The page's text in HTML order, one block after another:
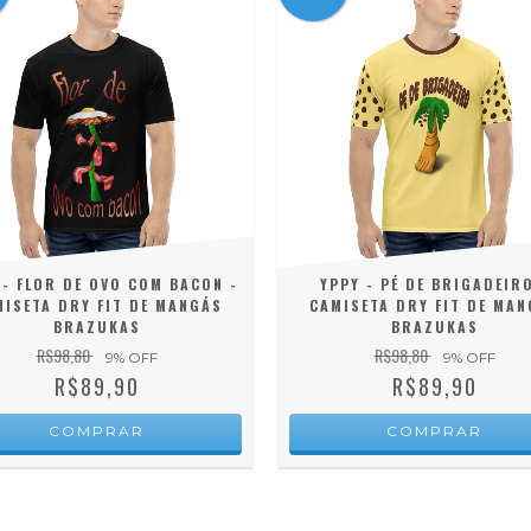
FLOR DE OVO COM BACON -
DRY FIT DE MANGÁS
BRAZUKAS
R$98,80 9% OFF
R$89,90
COMPRAR
YPPY - PÉ DE
CAMISETA DRY FIT DE
BRAZUKAS
R$98,80 9% OFF
R$89,90
COMPRAR